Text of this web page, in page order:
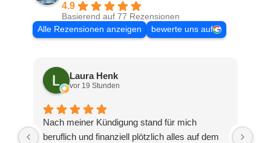
4.9
Basierend auf 77 Rezensionen
Alle Rezensionen anzeigen
bewerte uns auf
Laura Henk
vor 19 Stunden
Nach meiner Kündigung stand für mich
beruflich und finanziell plötzlich alles auf dem